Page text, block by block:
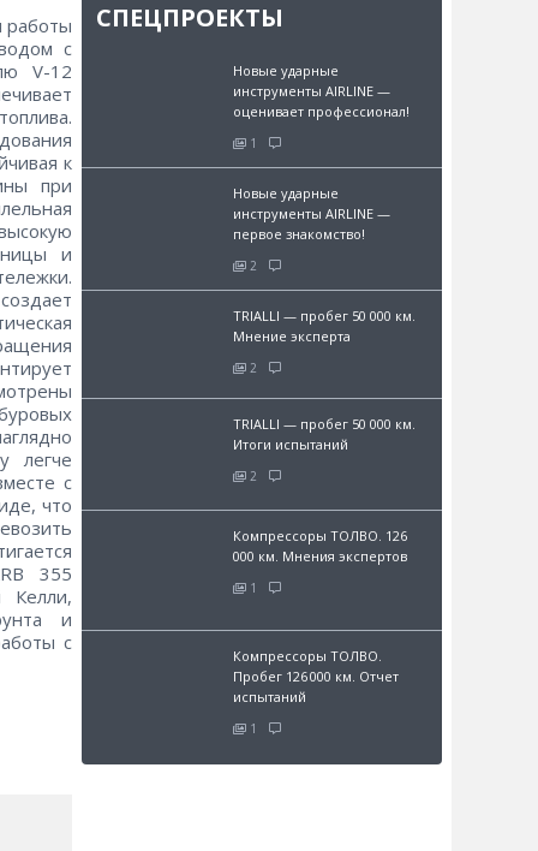
работы
с
V-12
к
при
и
легче
с
что
355
Келли,
и
с
СПЕЦПРОЕКТЫ
Новые ударные
инструменты AIRLINE —
оценивает профессионал!
1
Новые ударные
инструменты AIRLINE —
первое знакомство!
2
TRIALLI — пробег 50 000 км.
Мнение эксперта
2
TRIALLI — пробег 50 000 км.
Итоги испытаний
2
Компрессоры ТОЛВО. 126
000 км. Мнения экспертов
1
Компрессоры ТОЛВО.
Пробег 126 000 км. Отчет
испытаний
1